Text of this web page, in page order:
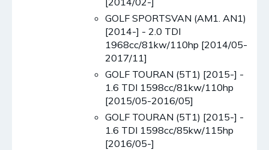
GOLF SPORTSVAN (AM1. AN1)
[2014-] - 2.0 TDI
1968cc/81kw/110hp [2014/05-
2017/11]
GOLF TOURAN (5T1) [2015-] -
1.6 TDI 1598cc/81kw/110hp
[2015/05-2016/05]
GOLF TOURAN (5T1) [2015-] -
1.6 TDI 1598cc/85kw/115hp
[2016/05-]